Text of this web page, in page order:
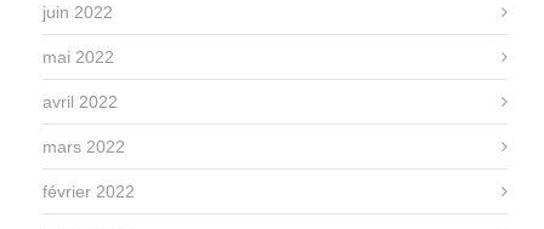
juin 2022
mai 2022
avril 2022
mars 2022
février 2022